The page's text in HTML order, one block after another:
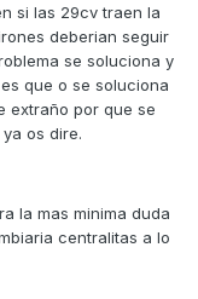
si las 29cv traen la
deberian seguir
se soluciona y
que o se soluciona
extraño por que se
os dire.
la mas minima duda
centralitas a lo